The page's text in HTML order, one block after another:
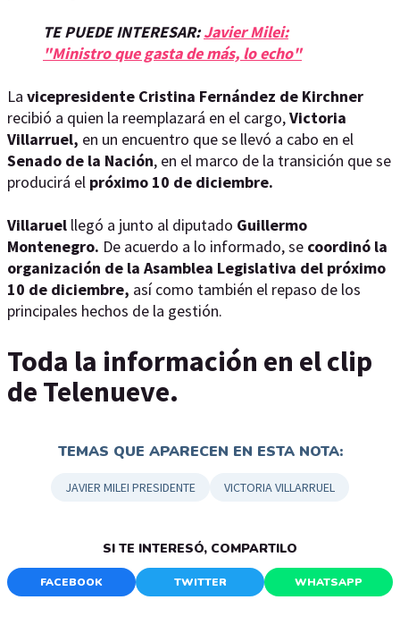
TE PUEDE INTERESAR:Javier Milei:
"Ministro que gasta de más, lo echo"
La vicepresidente Cristina Fernández de Kirchner
recibió a quien la reemplazará en el cargo,Victoria
Villarruel, en un encuentro que se llevó a cabo en el
Senado de la Nación, en el marco de la transición que se
producirá el próximo 10 de diciembre.
Villaruel llegó a junto al diputado Guillermo
Montenegro. De acuerdo a lo informado, se coordinó la
organización de la Asamblea Legislativa del próximo
10 de diciembre, así como también el repaso de los
principales hechos de la gestión.
Toda la información en el clip
de Telenueve.
TEMAS QUE APARECEN EN ESTA NOTA:
JAVIER MILEI PRESIDENTE VICTORIA VILLARRUEL
SI TE INTERESÓ, COMPARTILO
FACEBOOK TWITTER WHATSAPP